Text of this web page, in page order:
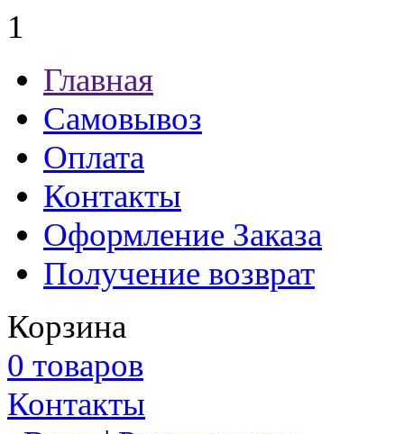
1
Главная
Самовывоз
Оплата
Контакты
Оформление Заказа
Получение возврат
Корзина
0 товаров
Контакты